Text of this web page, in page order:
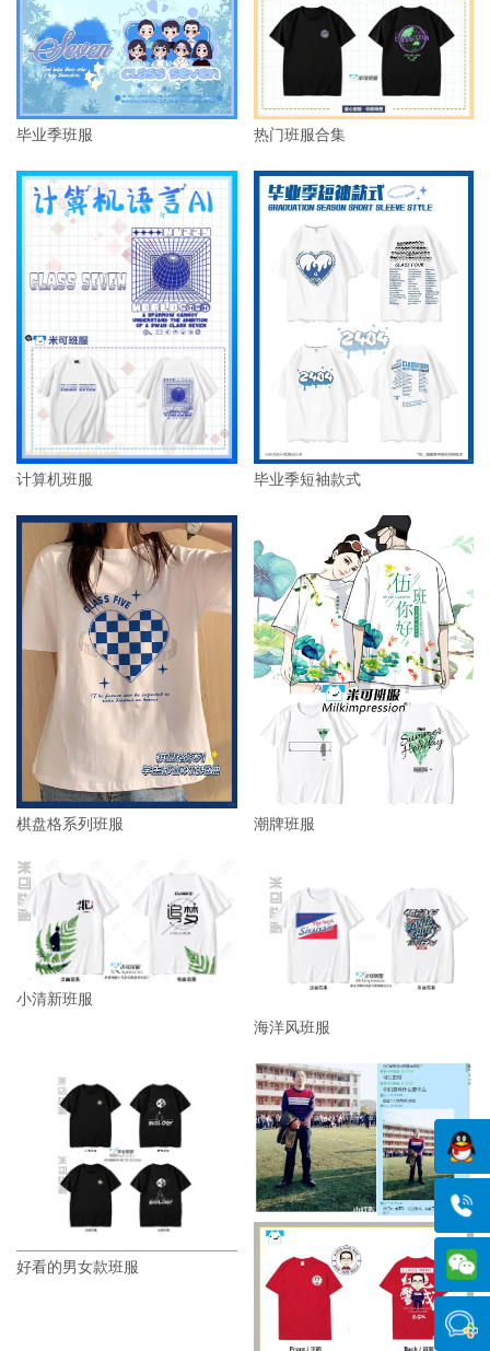
毕业季班服 热门班服合集
计算机班服 毕业季短袖款式
棋盘格系列班服 潮牌班服
小清新班服
海洋风班服
好看的男女款班服